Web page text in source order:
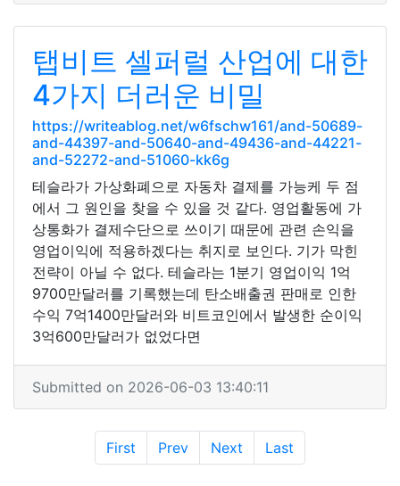
탭비트 셀퍼럴 산업에 대한
4가지 더러운 비밀
https://writeablog.net/w6fschw161/and-50689-
and-44397-and-50640-and-49436-and-44221-
and-52272-and-51060-kk6g
테슬라가 가상화폐으로 자동차 결제를 가능케 두 점
에서 그 원인을 찾을 수 있을 것 같다. 영업활동에 가
상통화가 결제수단으로 쓰이기 때문에 관련 손익을
영업이익에 적용하겠다는 취지로 보인다. 기가 막힌
전략이 아닐 수 없다. 테슬라는 1분기 영업이익 1억
9700만달러를 기록했는데 탄소배출권 판매로 인한
수익 7억1400만달러와 비트코인에서 발생한 순이익
3억600만달러가 없었다면
Submitted on 2026-06-03 13:40:11
First Prev Next Last